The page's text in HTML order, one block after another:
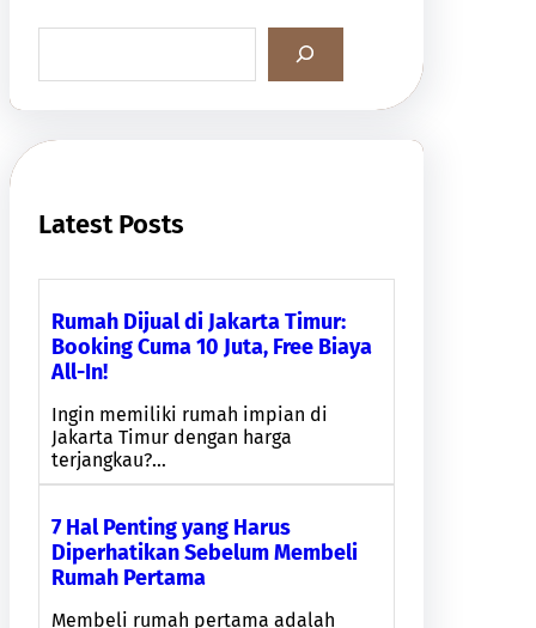
a
h
Latest Posts
Rumah Dijual di Jakarta Timur:
Booking Cuma 10 Juta, Free Biaya
All-In!
Ingin memiliki rumah impian di
Jakarta Timur dengan harga
terjangkau?…
7 Hal Penting yang Harus
Diperhatikan Sebelum Membeli
Rumah Pertama
Membeli rumah pertama adalah